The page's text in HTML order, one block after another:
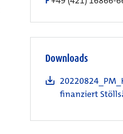
Downloads
finanziert